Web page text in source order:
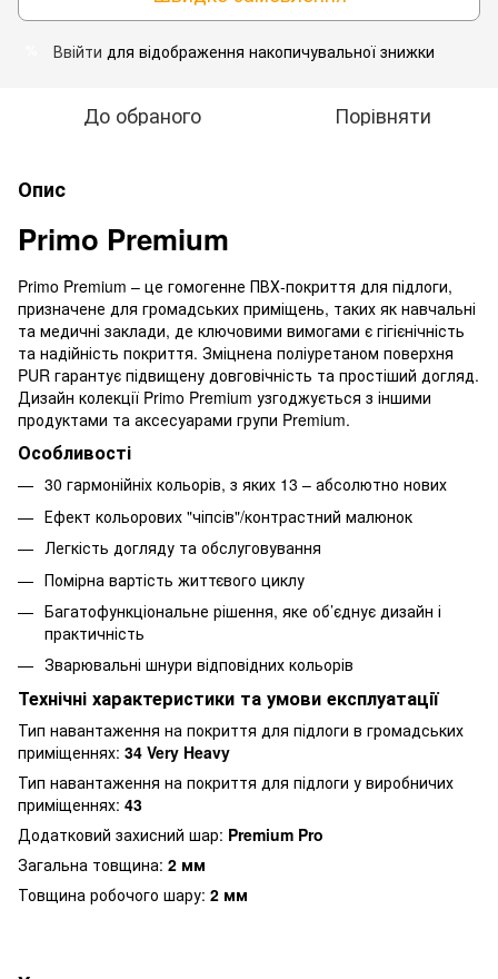
Ввійти для відображення накопичувальної знижки
До обраного Порівняти
Опис
Primo Premium
Primo Premium – це гомогенне ПВХ-покриття для підлоги,
призначене для громадських приміщень, таких як навчальні
та медичні заклади, де ключовими вимогами є гігієнічність
та надійність покриття. Зміцнена поліуретаном поверхня
PUR гарантує підвищену довговічність та простіший догляд.
Дизайн колекції Primo Premium узгоджується з іншими
продуктами та аксесуарами групи Premium.
Особливості
30 гармонійніх кольорів, з яких 13 – абсолютно нових
Ефект кольорових "чіпсів"/контрастний малюнок
Легкість догляду та обслуговування
Помірна вартість життєвого циклу
Багатофункціональне рішення, яке об’єднує дизайн і
практичність
Зварювальні шнури відповідних кольорів
Технічні характеристики та умови експлуатації
Тип навантаження на покриття для підлоги в громадських
приміщеннях: 34 Very Heavy
Тип навантаження на покриття для підлоги у виробничих
приміщеннях: 43
Додатковий захисний шар: Premium Pro
Загальна товщина: 2 мм
Товщина робочого шару: 2 мм